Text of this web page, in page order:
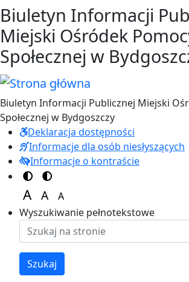
Przejdź do
Przejdź do
Biuletyn Informacji
Miejski Ośródek
Społecznej w
Biuletyn Informacji Publicznej Miejski
Społecznej w Bydgoszczy
Deklaracja dostępności
Informacje dla osób niesłyszących
Informacje o kontraście
Switch to color theme
Switch to high visibility theme
A
Set font size to 150%
A
Set font size to 125%
A
Set font size to 100%
Wyszukiwanie pełnotekstowe
Szukaj